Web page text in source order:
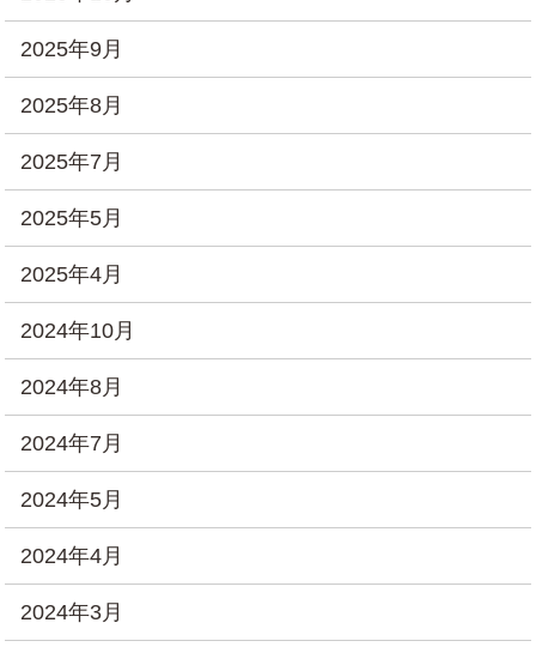
2025年9月
2025年8月
2025年7月
2025年5月
2025年4月
2024年10月
2024年8月
2024年7月
2024年5月
2024年4月
2024年3月